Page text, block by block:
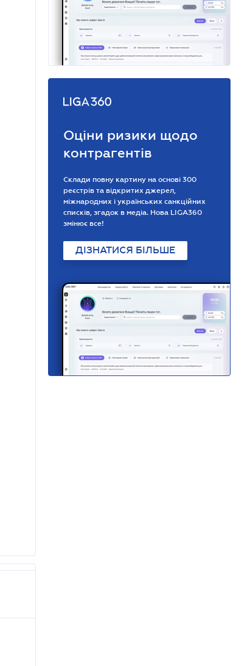
Оціни ризики щодо
контрагентів
Склади повну картину на основі 300
реєстрів та відкритих джерел,
міжнародних і українських санкційних
списків, згадок в медіа. Нова LIGA360
змінює все!
ДІЗНАТИСЯ БІЛЬШЕ